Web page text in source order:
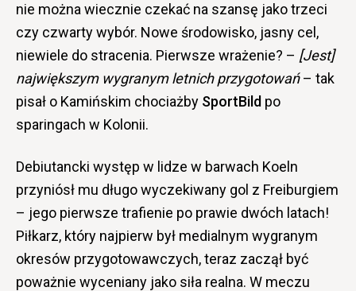
nie można wiecznie czekać na szansę jako trzeci
czy czwarty wybór. Nowe środowisko, jasny cel,
niewiele do stracenia. Pierwsze wrażenie? – [Jest]
największym wygranym letnich przygotowań– tak
pisał o Kamińskim chociażby SportBild po
sparingach w Kolonii.
Debiutancki występ w lidze w barwach Koeln
przyniósł mu długo wyczekiwany gol z Freiburgiem
– jego pierwsze trafienie po prawie dwóch latach!
Piłkarz, który najpierw był medialnym wygranym
okresów przygotowawczych, teraz zaczął być
poważnie wyceniany jako siła realna. W meczu